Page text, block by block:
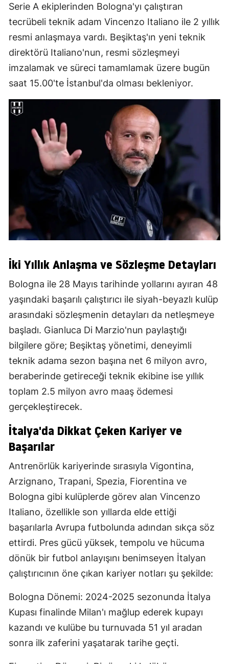
Serie A ekiplerinden Bologna'yı çalıştıran
tecrübeli teknik adam Vincenzo Italiano ile 2 yıllık
resmi anlaşmaya vardı. Beşiktaş'ın yeni teknik
direktörü Italiano'nun, resmi sözleşmeyi
imzalamak ve süreci tamamlamak üzere bugün
saat 15.00'te İstanbul'da olması bekleniyor.
İki Yıllık Anlaşma ve Sözleşme Detayları
Bologna ile 28 Mayıs tarihinde yollarını ayıran 48
yaşındaki başarılı çalıştırıcı ile siyah-beyazlı kulüp
arasındaki sözleşmenin detayları da netleşmeye
başladı. Gianluca Di Marzio'nun paylaştığı
bilgilere göre; Beşiktaş yönetimi, deneyimli
teknik adama sezon başına net 6 milyon avro,
beraberinde getireceği teknik ekibine ise yıllık
toplam 2.5 milyon avro maaş ödemesi
gerçekleştirecek.
İtalya'da Dikkat Çeken Kariyer ve
Başarılar
Antrenörlük kariyerinde sırasıyla Vigontina,
Arzignano, Trapani, Spezia, Fiorentina ve
Bologna gibi kulüplerde görev alan Vincenzo
Italiano, özellikle son yıllarda elde ettiği
başarılarla Avrupa futbolunda adından sıkça söz
ettirdi. Pres gücü yüksek, tempolu ve hücuma
dönük bir futbol anlayışını benimseyen İtalyan
çalıştırıcının öne çıkan kariyer notları şu şekilde:
Bologna Dönemi: 2024-2025 sezonunda İtalya
Kupası finalinde Milan'ı mağlup ederek kupayı
kazandı ve kulübe bu turnuvada 51 yıl aradan
sonra ilk zaferini yaşatarak tarihe geçti.